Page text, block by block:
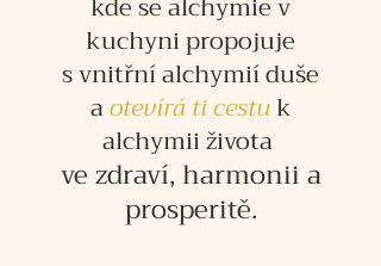
kuchyni propojuje
s vnitřní alchymií duše
aotevírá ti cestuk
alchymii života
ve zdraví, harmonii a
prosperitě.